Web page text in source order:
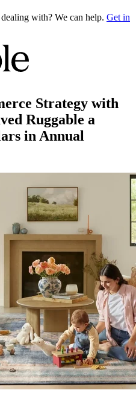
with? We can help. Get in
Strategy with
Ruggable a
in Annual